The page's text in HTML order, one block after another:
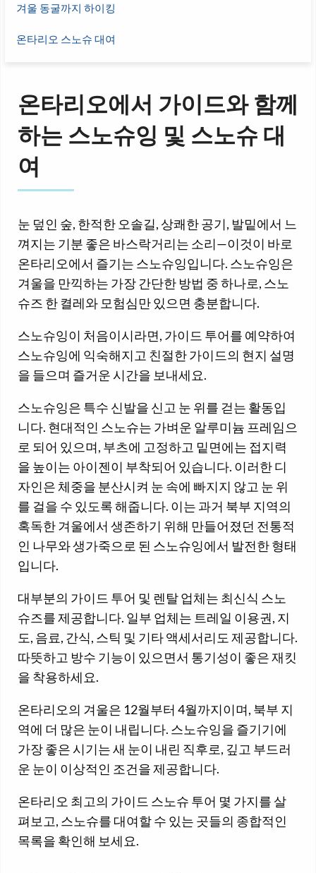
겨울 동굴까지 하이킹
온타리오 스노슈 대여
온타리오에서 가이드와 함께
하는 스노슈잉 및 스노슈 대
여
눈 덮인 숲, 한적한 오솔길, 상쾌한 공기, 발밑에서 느
껴지는 기분 좋은 바스락거리는 소리—이것이 바로
온타리오에서 즐기는 스노슈잉입니다. 스노슈잉은
겨울을 만끽하는 가장 간단한 방법 중 하나로, 스노
슈즈 한 켤레와 모험심만 있으면 충분합니다.
스노슈잉이 처음이시라면, 가이드 투어를 예약하여
스노슈잉에 익숙해지고 친절한 가이드의 현지 설명
을 들으며 즐거운 시간을 보내세요.
스노슈잉은 특수 신발을 신고 눈 위를 걷는 활동입
니다. 현대적인 스노슈는 가벼운 알루미늄 프레임으
로 되어 있으며, 부츠에 고정하고 밑면에는 접지력
을 높이는 아이젠이 부착되어 있습니다. 이러한 디
자인은 체중을 분산시켜 눈 속에 빠지지 않고 눈 위
를 걸을 수 있도록 해줍니다. 이는 과거 북부 지역의
혹독한 겨울에서 생존하기 위해 만들어졌던 전통적
인 나무와 생가죽으로 된 스노슈잉에서 발전한 형태
입니다.
대부분의 가이드 투어 및 렌탈 업체는 최신식 스노
슈즈를 제공합니다. 일부 업체는 트레일 이용권, 지
도, 음료, 간식, 스틱 및 기타 액세서리도 제공합니다.
따뜻하고 방수 기능이 있으면서 통기성이 좋은 재킷
을 착용하세요.
온타리오의 겨울은 12월부터 4월까지이며, 북부 지
역에 더 많은 눈이 내립니다. 스노슈잉을 즐기기에
가장 좋은 시기는 새 눈이 내린 직후로, 깊고 부드러
운 눈이 이상적인 조건을 제공합니다.
온타리오 최고의 가이드 스노슈 투어 몇 가지를 살
펴보고, 스노슈를 대여할 수 있는 곳들의 종합적인
목록을 확인해 보세요.